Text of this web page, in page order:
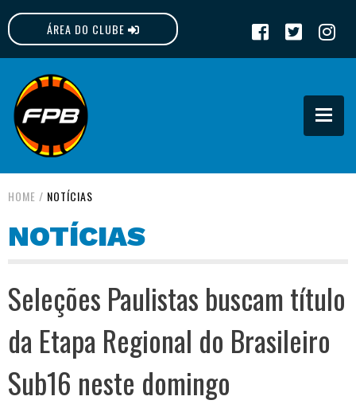
ÁREA DO CLUBE
FPB
HOME / NOTÍCIAS
NOTÍCIAS
Seleções Paulistas buscam título
da Etapa Regional do Brasileiro
Sub16 neste domingo